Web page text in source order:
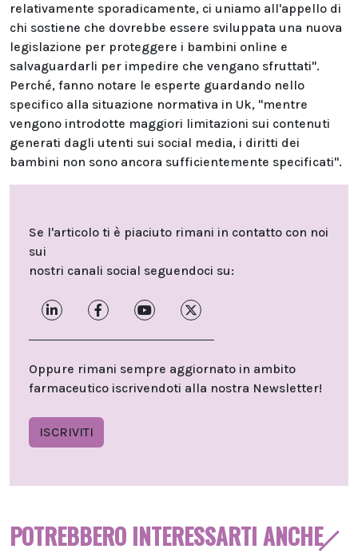
relativamente sporadicamente, ci uniamo all'appello di
chi sostiene che dovrebbe essere sviluppata una nuova
legislazione per proteggere i bambini online e
salvaguardarli per impedire che vengano sfruttati".
Perché, fanno notare le esperte guardando nello
specifico alla situazione normativa in Uk, "mentre
vengono introdotte maggiori limitazioni sui contenuti
generati dagli utenti sui social media, i diritti dei
bambini non sono ancora sufficientemente specificati".
Se l'articolo ti è piaciuto rimani in contatto con noi
sui
nostri canali social seguendoci su:
Oppure rimani sempre aggiornato in ambito
farmaceutico iscrivendoti alla nostra Newsletter!
ISCRIVITI
POTREBBERO INTERESSARTI ANCHE